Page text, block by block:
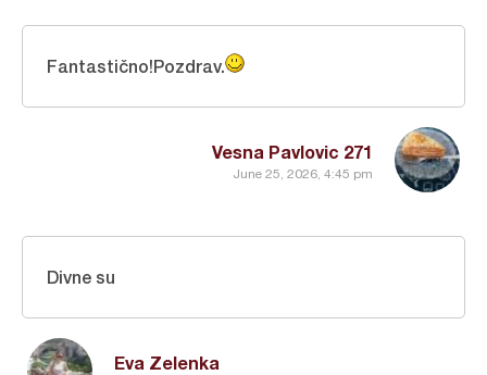
Vesna Pavlovic 271
June 25, 2026, 4:45 pm
Fantastično!Pozdrav.
Eva Zelenka
Divne su